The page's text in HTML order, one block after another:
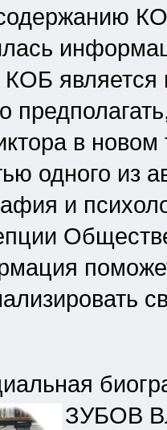
КОБ
в новом
одного из
и
ЗУБОВ